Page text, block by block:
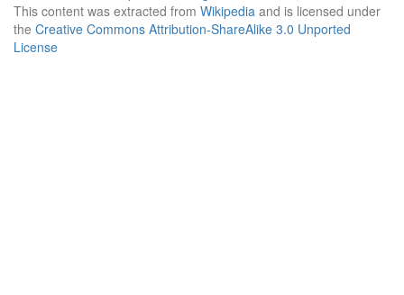
This content was extracted from Wikipedia and is licensed under
the Creative Commons Attribution-ShareAlike 3.0 Unported
License